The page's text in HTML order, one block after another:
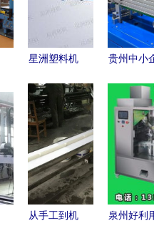
星洲塑料机
料回收造粒
机研发，赋
能循环经济
新未来
贵州中小
专精立主
特新赢未
——机械
备研发的
从手工到机
泉州好利